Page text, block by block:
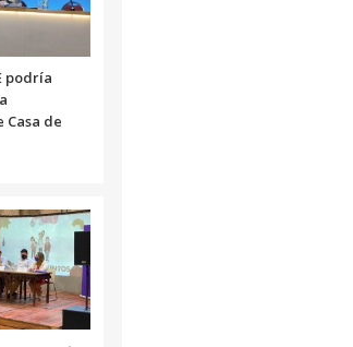
podría
de